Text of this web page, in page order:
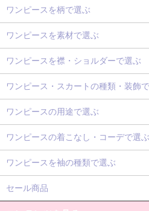
ワンピースを柄で選ぶ
ワンピースを素材で選ぶ
ワンピースを襟・ショルダーで選ぶ
ワンピース・スカートの種類・装飾
ワンピースの用途で選ぶ
ワンピースの着こなし・コーデで選ぶ
ワンピースを袖の種類で選ぶ
セール商品